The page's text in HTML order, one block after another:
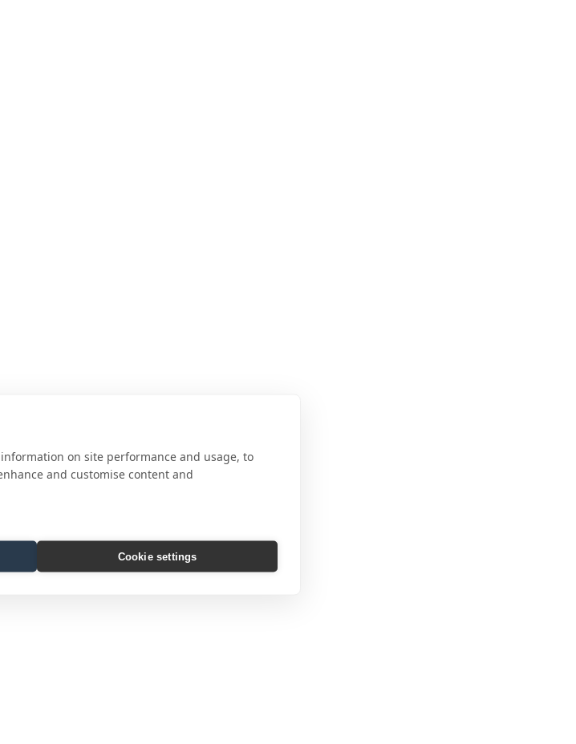
on site performance and usage, to
and customise content and
Cookie settings